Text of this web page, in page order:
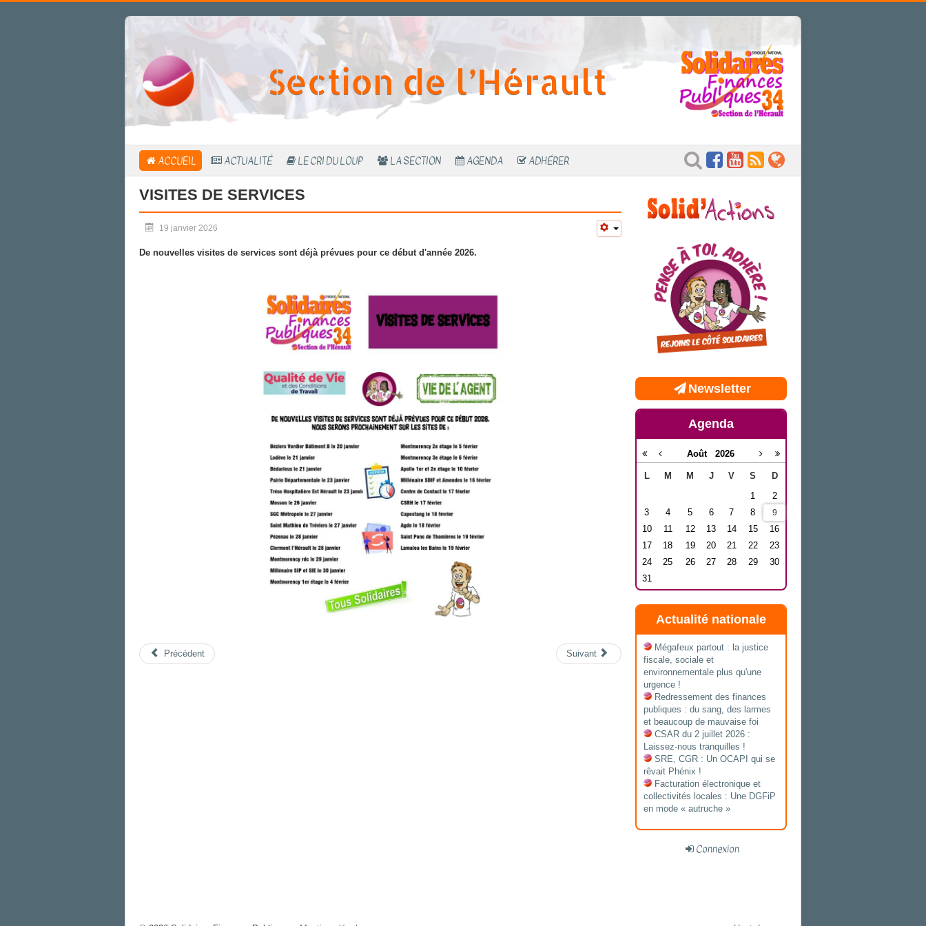
Section de l’Hérault
ACCUEIL ACTUALITÉ LE CRI DU LOUP LA SECTION AGENDA ADHÉRER
VISITES DE SERVICES
19 janvier 2026
De nouvelles visites de services sont déjà prévues pour ce début d'année 2026.
Précédent Suivant
Newsletter
Agenda
Août 2026
L M M J V S
D
1
2
3
4 5 6 7 8 9
10 11 12 13 14 15
16
17
18 19 20 21 22
23
24
25 26 27 28 29
30
31
Actualité nationale
Mégafeux partout : la justice
fiscale, sociale et
environnementale plus qu'une
urgence !
Redressement des finances
publiques : du sang, des larmes
et beaucoup de mauvaise foi
CSAR du 2 juillet 2026 :
Laissez-nous tranquilles !
SRE, CGR : Un OCAPI qui se
rêvait Phénix !
Facturation électronique et
collectivités locales : Une DGFiP
en mode « autruche »
Connexion